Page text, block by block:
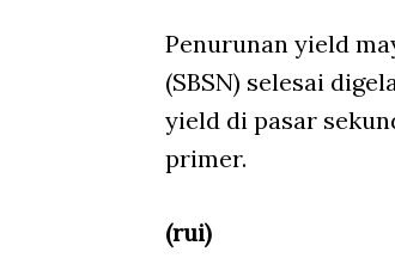
Penurunan yield
(SBSN) selesai
yield di pasar
primer.
(rui)